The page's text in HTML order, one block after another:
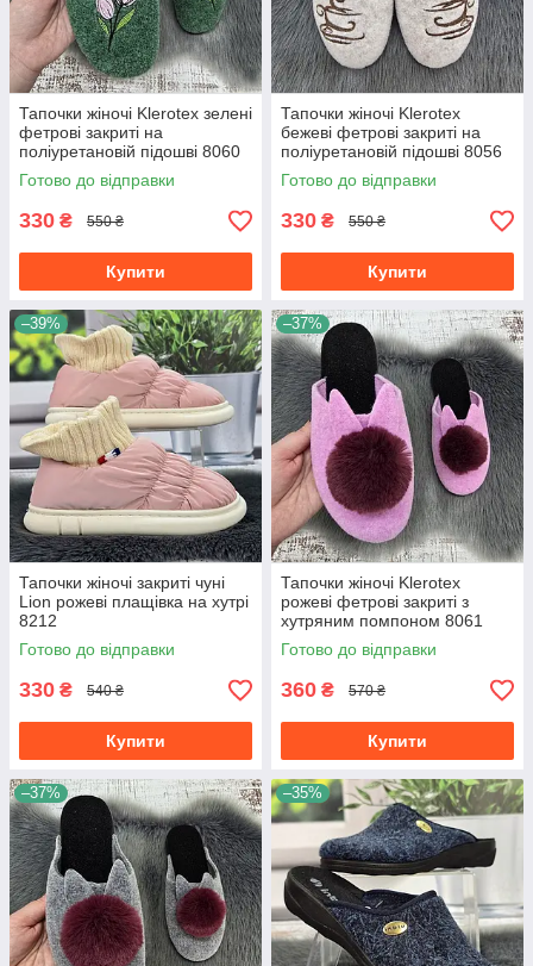
Тапочки жіночі Klerotex зелені
фетрові закриті на
поліуретановій підошві 8060
Готово до відправки
330 ₴ 550 ₴
Купити
Тапочки жіночі Klerotex
бежеві фетрові закриті на
поліуретановій підошві 8056
Готово до відправки
330 ₴ 550 ₴
Купити
–39%
Тапочки жіночі закриті чуні
Lion рожеві плащівка на хутрі
8212
Готово до відправки
330 ₴ 540 ₴
Купити
–37%
Тапочки жіночі Klerotex
рожеві фетрові закриті з
хутряним помпоном 8061
Готово до відправки
360 ₴ 570 ₴
Купити
–37% –35%